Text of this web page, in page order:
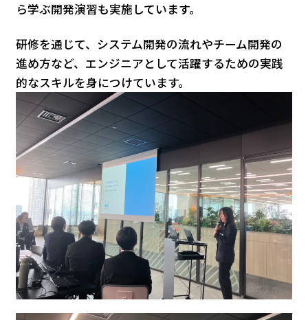
ら学ぶ開発演習も実施しています。
研修を通じて、システム開発の流れやチーム開発の
進め方など、エンジニアとして活躍するための実践
的なスキルを身につけています。